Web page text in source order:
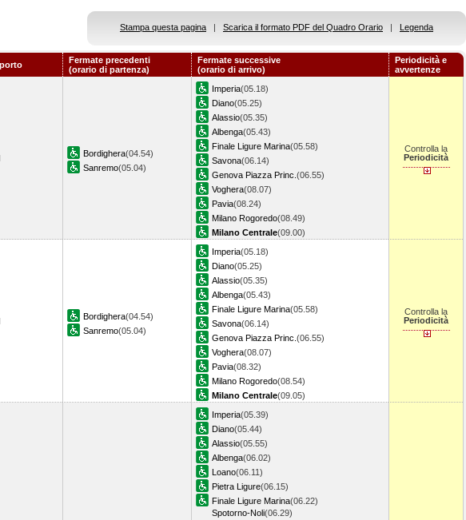
Stampa questa pagina | Scarica il formato PDF del Quadro Orario | Legenda
Fermate precedenti
(orario di partenza)
Fermate successive
(orario di arrivo)
Periodicità e
avvertenze
Bordighera(04.54)
Sanremo(05.04)
Imperia(05.18)
Diano(05.25)
Alassio(05.35)
Albenga(05.43)
Finale Ligure Marina(05.58)
Savona(06.14)
Genova Piazza Princ. (06.55)
Voghera(08.07)
Pavia(08.24)
Milano Rogoredo(08.49)
Milano Centrale(09.00)
Controlla la
Periodicità
Bordighera(04.54)
Sanremo(05.04)
Imperia(05.18)
Diano(05.25)
Alassio(05.35)
Albenga(05.43)
Finale Ligure Marina(05.58)
Savona(06.14)
Genova Piazza Princ. (06.55)
Voghera(08.07)
Pavia(08.32)
Milano Rogoredo(08.54)
Milano Centrale(09.05)
Controlla la
Periodicità
Imperia(05.39)
Diano(05.44)
Alassio(05.55)
Albenga(06.02)
Loano(06.11)
Pietra Ligure(06.15)
Finale Ligure Marina(06.22)
Spotorno-Noli(06.29)